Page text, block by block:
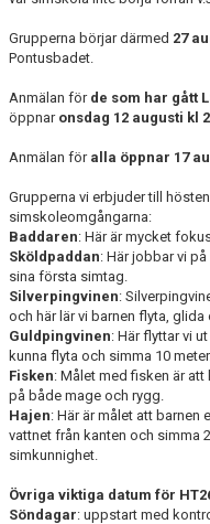
Grupperna börjar därmed 27
Pontusbadet.
Anmälan för de som har gått
öppnar onsdag 12 augusti kl
Anmälan för alla öppnar 17
Grupperna vi erbjuder till
simskoleomgångarna:
Baddaren: Här är mycket
Sköldpaddan: Här jobbar vi
sina första simtag.
Silverpingvinen:
och här lär vi barnen flyta, glida
Guldpingvinen: Här flyttar vi
kunna flyta och simma 10 meter.
Fisken: Målet med fisken är
på både mage och rygg.
Hajen: Här är målet att
vattnet från kanten och simma
simkunnighet.
Övriga viktiga datum för
Söndagar: uppstart med